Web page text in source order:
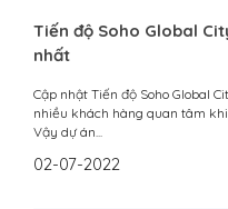
Tiến độ Soho Global
nhất
Cập nhật Tiến độ Soho Global
nhiều khách hàng quan tâm
Vậy dự án...
02-07-2022